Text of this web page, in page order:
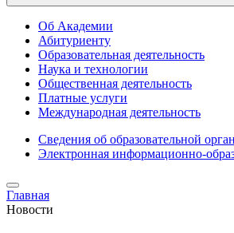
Об Академии
Абитуриенту
Образовательная деятельность
Наука и технологии
Общественная деятельность
Платные услуги
Международная деятельность
Сведения об образовательной
Электронная информационно-
Главная
Новости